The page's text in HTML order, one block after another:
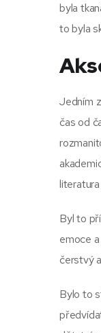
byla
to byla
Jedním
čas od
Byl to
emoce
čerstvý
Bylo to